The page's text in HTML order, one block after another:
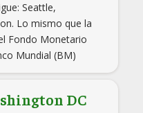
Seattle,
Lo mismo que la
Fondo Monetario
Mundial (BM)
DC